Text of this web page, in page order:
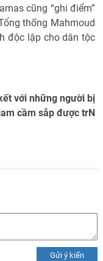
cũng “ghi điểm”
thống Mahmoud
độc lập cho dân tộc
với những người bị
cầm sắp được trN
Gửi ý kiến